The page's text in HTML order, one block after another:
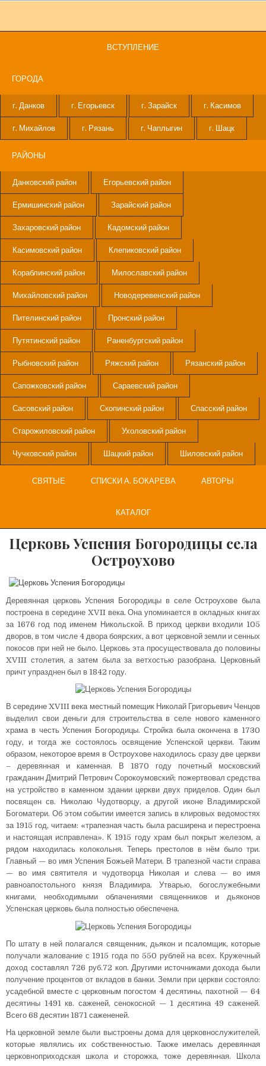
ВСТУПЛЕНИЕ
ГОРОДА
г. Данков г. Егорьевск г. Зарайск г. Касимов
г. Михайлов г. Рязань г. Чаплыгин г. Шацк
РАЙОНЫ
Данковский район Егорьевский район
Ермишинский район Зарайский район
Захаровский район Кадомский район
Касимовский район Клепиковский район
Кораблинский район Милославский район
Михайловский район Новодеревенский район
Пителинский район Пронский район
Путятинский район Раненбургский район
Рыбновский район Ряжский район Рязанский район
Сапожковский район Сараевский район
Сасовский район Скопинский район Спасский район
Старожиловский район Ухоловский район
Чучковский район Шацкий район Шиловский район
СВЯТЫЕ СПИСКИ А. БОКАРЕВА АВТОРЫ
КАТАЛОГ
Церковь Успения Богородицы села
Остроухово
Деревянная церковь Успения Богородицы в селе Остроухове была
построена в середине XVII века. Она упоминается в окладных книгах
за 1676 год под именем Никольской. В приход церкви входили 105
дворов, в том числе 4 двора боярских, а вот церковной земли и сенных
покосов при ней не было. Церковь эта просуществовала до половины
XVIII столетия, а затем была за ветхостью разобрана. Церковный
причт упразднен был в 1842 году.
В середине XVIII века местный помещик Николай Григорьевич Ченцов
выделил свои деньги для строительства в селе нового каменного
храма в честь Успения Богородицы. Стройка была окончена в 1730
году, и тогда же состоялось освящение Успенской церкви. Таким
образом, некоторое время в Остроухове находилось сразу две церкви
– деревянная и каменная. В 1870 году почетный московский
гражданин Дмитрий Петрович Сорокоумовский; пожертвовал средства
на устройство в каменном здании церкви двух приделов. Один был
посвящен св. Николаю Чудотворцу, а другой иконе Владимирской
Богоматери. Об этом событии имеется запись в клировых ведомостях
за 1915 год, читаем: «трапезная часть была расширена и перестроена
и настоящая исправлена». К 1915 году храм был покрыт железом, а
рядом находилась колокольня. Теперь престолов в нём было три.
Главный — во имя Успения Божьей Матери. В трапезной части справа
— во имя святителя и чудотворца Николая и слева — во имя
равноапостольного князя Владимира. Утварью, богослужебными
книгами, необходимыми облачениями священников и дьяконов
Успенская церковь была полностью обеспечена.
По штату в ней полагался священник, дьякон и псаломщик, которые
получали жалование с 1915 года по 550 рублей на всех. Кружечный
доход составлял 726 руб.72 коп. Другими источниками дохода были
получение процентов от вкладов в банки. Земли при церкви состояло:
усадебной вместе с церковным погостом 4 десятины, пахотной — 64
десятины 1491 кв. саженей, сенокосной — 1 десятина 49 саженей.
Всего 68 десятин 1871 сажененей.
На церковной земле были выстроены дома для церковнослужителей,
которые являлись их собственностью. Также имелась деревянная
церковноприходская школа и сторожка, тоже деревянная. Школа